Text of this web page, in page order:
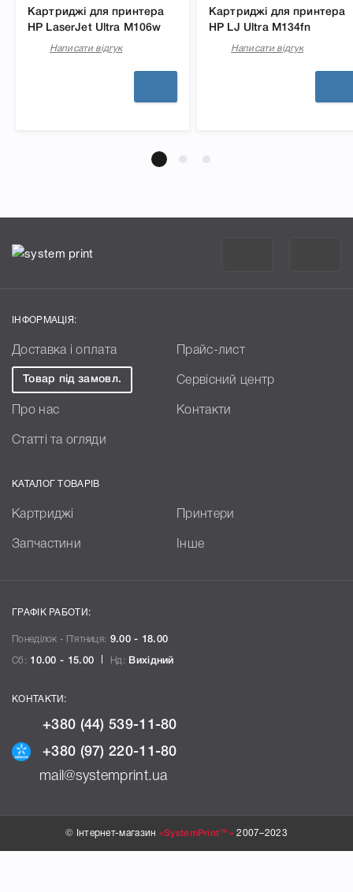
Картриджі для принтера
HP LaserJet Ultra M106w
Написати відгук
Картриджі для принтера
HP LJ Ultra M134fn
Написати відгук
ІНФОРМАЦІЯ:
Доставка і оплата Прайс-лист
Товар під замовл. Сервісний центр
Про нас Контакти
Статті та огляди
КАТАЛОГ ТОВАРІВ
Картриджі Принтери
Запчастини Інше
ГРАФІК РАБОТИ:
Понеділок - П`ятниця: 9.00 - 18.00
Сб: 10.00 - 15.00 Нд: Вихідний
КОНТАКТИ:
+380 (44) 539-11-80
+380 (97) 220-11-80
mail@systemprint.ua
© Інтернет-магазин «SystemPrint™» 2007–2023